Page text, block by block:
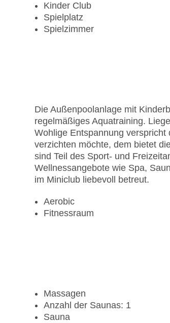
Kinder Club
Spielplatz
Spielzimmer
Die Außenpoolanlage mit
regelmäßiges Aquatraining.
Wohlige Entspannung
verzichten möchte, dem bietet
sind Teil des Sport- und
Wellnessangebote wie Spa,
im Miniclub liebevoll betreut.
Aerobic
Fitnessraum
Massagen
Anzahl der Saunas: 1
Sauna